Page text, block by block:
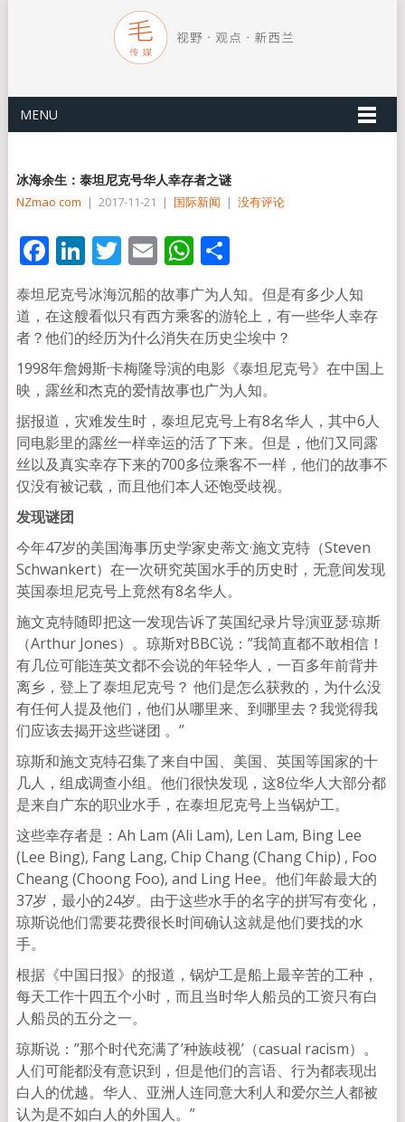
MENU
冰海余生：泰坦尼克号华人幸存者之谜
NZmao com | 2017-11-21 | 国际新闻 | 没有评论
Facebook
LinkedIn
Twitter
EmailWhatsApp
分
享
泰坦尼克号冰海沉船的故事广为人知。但是有多少人知
道，在这艘看似只有西方乘客的游轮上，有一些华人幸存
者？他们的经历为什么消失在历史尘埃中？
1998年詹姆斯·卡梅隆导演的电影《泰坦尼克号》在中国上
映，露丝和杰克的爱情故事也广为人知。
据报道，灾难发生时，泰坦尼克号上有8名华人，其中6人
同电影里的露丝一样幸运的活了下来。但是，他们又同露
丝以及真实幸存下来的700多位乘客不一样，他们的故事不
仅没有被记载，而且他们本人还饱受歧视。
发现谜团
今年47岁的美国海事历史学家史蒂文·施文克特（Steven
Schwankert）在一次研究英国水手的历史时，无意间发现
英国泰坦尼克号上竟然有8名华人。
施文克特随即把这一发现告诉了英国纪录片导演亚瑟·琼斯
（Arthur Jones）。琼斯对BBC说：”我简直都不敢相信！
有几位可能连英文都不会说的年轻华人，一百多年前背井
离乡，登上了泰坦尼克号？ 他们是怎么获救的，为什么没
有任何人提及他们，他们从哪里来、到哪里去？我觉得我
们应该去揭开这些谜团 。”
琼斯和施文克特召集了来自中国、美国、英国等国家的十
几人，组成调查小组。他们很快发现，这8位华人大部分都
是来自广东的职业水手，在泰坦尼克号上当锅炉工。
这些幸存者是：Ah Lam (Ali Lam), Len Lam, Bing Lee
(Lee Bing), Fang Lang, Chip Chang (Chang Chip) , Foo
Cheang (Choong Foo), and Ling Hee。他们年龄最大的
37岁，最小的24岁。由于这些水手的名字的拼写有变化，
琼斯说他们需要花费很长时间确认这就是他们要找的水
手。
根据《中国日报》的报道，锅炉工是船上最辛苦的工种，
每天工作十四五个小时，而且当时华人船员的工资只有白
人船员的五分之一。
琼斯说：”那个时代充满了’种族歧视’（casual racism）。
人们可能都没有意识到，但是他们的言语、行为都表现出
白人的优越。华人、亚洲人连同意大利人和爱尔兰人都被
认为是不如白人的外国人。”